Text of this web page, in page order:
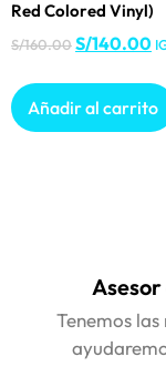
Red Colored Vinyl)
S/160.00S/140.00
Añadir al carrito
Tenemos